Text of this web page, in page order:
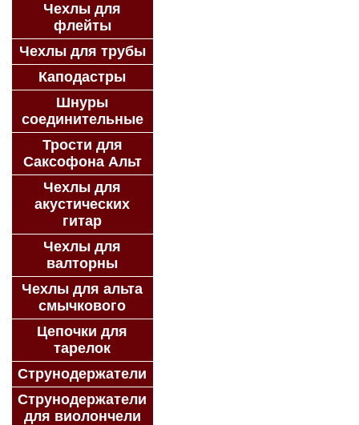
Чехлы для
флейты
Чехлы для трубы
Каподастры
Шнуры
соединительные
Трости для
Саксофона Альт
Чехлы для
акустических
гитар
Чехлы для
валторны
Чехлы для альта
смычкового
Цепочки для
тарелок
Струнодержатели
Струнодержатели
для виолончели